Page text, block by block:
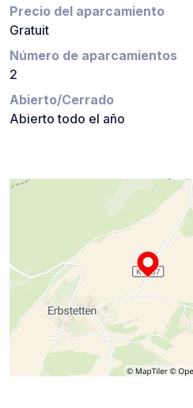
Precio del aparcamiento
Gratuit
Número de aparcamientos
2
Abierto/Cerrado
Abierto todo el año